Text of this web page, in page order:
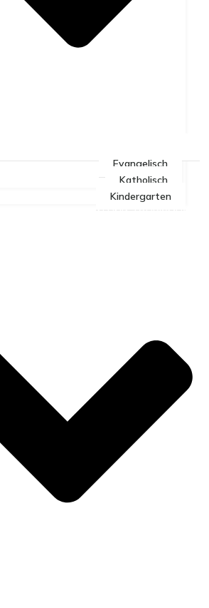
Evangelisch
Katholisch
Kindergarten
LEBEN UND TOURISMUS